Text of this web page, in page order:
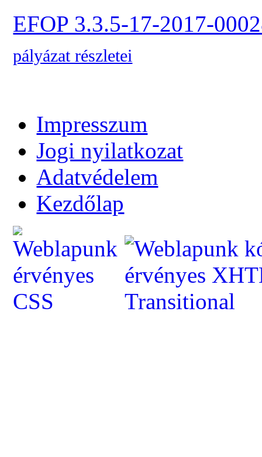
EFOP 3.3.5-17-2017-
pályázat részletei
Impresszum
Jogi nyilatkozat
Adatvédelem
Kezdőlap